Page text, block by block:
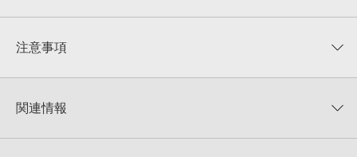
★★★★★
★5
★4
注意事項
KONTAKTフォーマットは、
でお使いいただけます。無償版のKONTAKT PLAYERではお使いい
関連情報